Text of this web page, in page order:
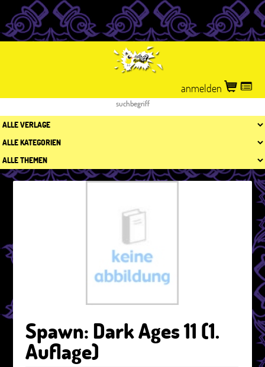
anmelden
Spawn: Dark Ages 11 (1.
Auflage)